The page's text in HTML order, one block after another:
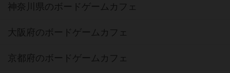
神奈川県のボードゲームカフェ
大阪府のボードゲームカフェ
京都府のボードゲームカフェ